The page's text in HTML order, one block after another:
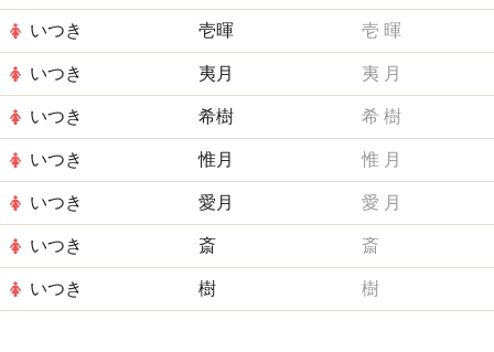
いつき 壱暉 壱 暉
いつき 夷月 夷 月
いつき 希樹 希 樹
いつき 惟月 惟 月
いつき 愛月 愛 月
いつき 斎 斎
いつき 樹 樹